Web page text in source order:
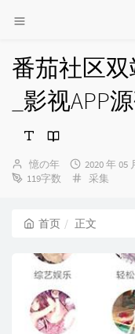
番茄社区双
_影视APP
博
主：
憶の年
发
布
2020 年 05
119字数
分
采集
首页 正文